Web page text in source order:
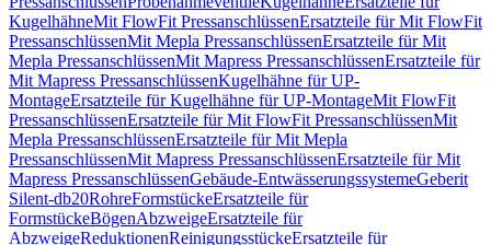
KugelhähneMit FlowFit PressanschlüssenErsatzteile für Mit FlowFit
PressanschlüssenMit Mepla PressanschlüssenErsatzteile für Mit
Mepla PressanschlüssenMit Mapress PressanschlüssenErsatzteile für
Mit Mapress PressanschlüssenKugelhähne für UP-
MontageErsatzteile für Kugelhähne für UP-MontageMit FlowFit
PressanschlüssenErsatzteile für Mit FlowFit PressanschlüssenMit
Mepla PressanschlüssenErsatzteile für Mit Mepla
PressanschlüssenMit Mapress PressanschlüssenErsatzteile für Mit
Mapress PressanschlüssenGebäude-EntwässerungssystemeGeberit
Silent-db20RohreFormstückeErsatzteile für
FormstückeBögenAbzweigeErsatzteile für
AbzweigeReduktionenReinigungsstückeErsatzteile für